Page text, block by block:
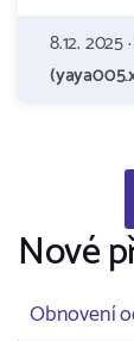
8.12. 2025
Nové
Obnovení